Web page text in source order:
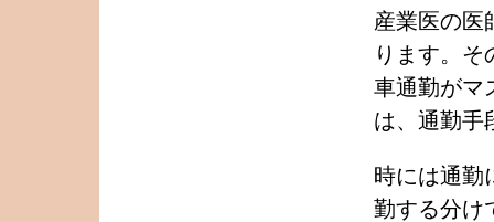
産業医の医
ります。
車通勤がマ
は、通勤手
時には通勤
勤する分け